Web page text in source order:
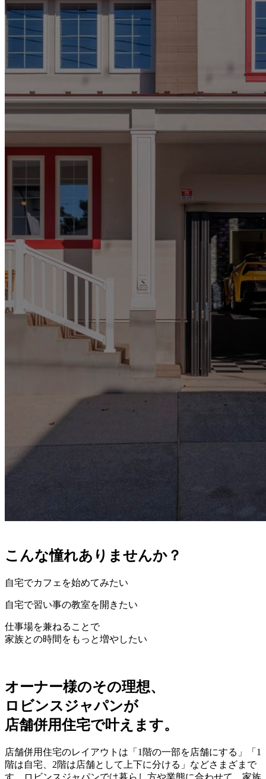
こんな憧れありませんか？
自宅でカフェを始めてみたい
自宅で習い事の教室を開きたい
仕事場を兼ねることで
家族との時間をもっと増やしたい
オーナー様のその理想、
ロビンスジャパンが
店舗併用住宅で叶えます。
店舗併用住宅のレイアウトは「1階の一部を店舗にする」「1
階は自宅、2階は店舗として上下に分ける」などさまざまで